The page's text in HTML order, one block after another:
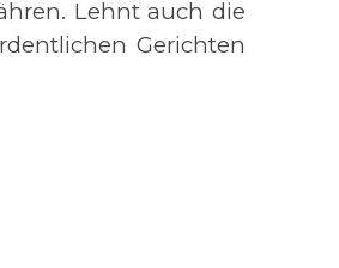
Lehnt auch die
Gerichten